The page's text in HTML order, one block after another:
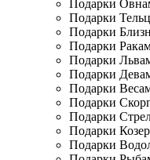
Подарки
Подарки
Подарки
Подарки
Подарки
Подарки
Подарки
Подарки
Подарки
Подарки
Подарки